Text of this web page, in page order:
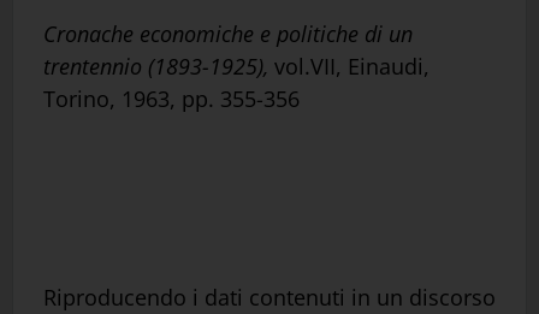
Cronache economiche e politiche di un
trentennio (1893-1925), vol.VII, Einaudi,
Torino, 1963, pp. 355-356
Riproducendo i dati contenuti in un discorso